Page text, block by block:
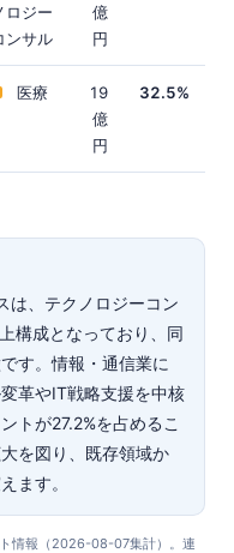
ロジー
ンサル
億
円
医療
19
億
円
32.5%
は、テクノロジーコン
構成となっており、同
す。情報・通信業に
革やIT戦略支援を中核
トが27.2%を占めるこ
を図り、既存領域か
ます。
情報（2026-08-07集計）。連